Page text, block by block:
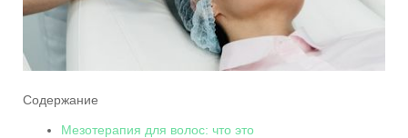
Содержание
Мезотерапия для волос: что это